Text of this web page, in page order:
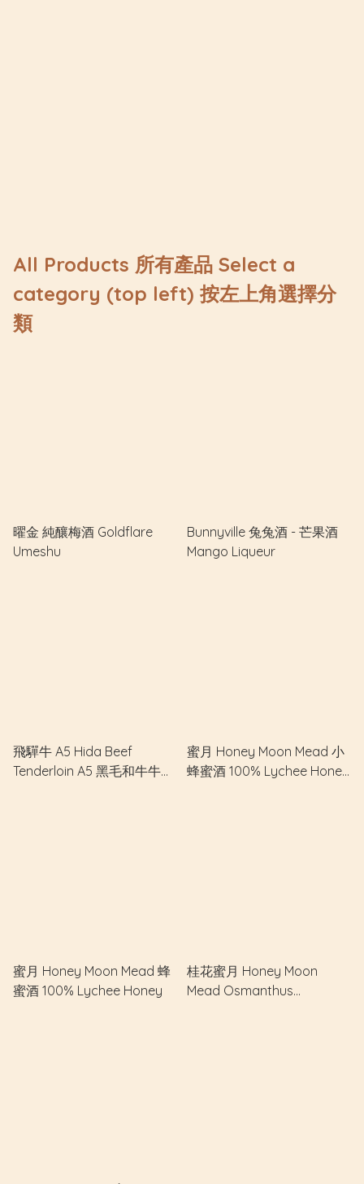
All Products 所有產品 Select a
category (top left) 按左上角選擇分
類
曜金 純釀梅酒 Goldflare
Umeshu
Bunnyville 兔兔酒 - 芒果酒
Mango Liqueur
飛驒牛 A5 Hida Beef
Tenderloin A5 黑毛和牛牛柳
蜜月 Honey Moon Mead 小
蜂蜜酒 100% Lychee Honey
蜜月 Honey Moon Mead 蜂
蜜酒 100% Lychee Honey
桂花蜜月 Honey Moon
Mead Osmanthus